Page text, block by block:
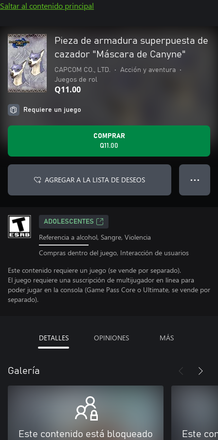
Saltar al contenido principal
Pieza de armadura superpuesta de
cazador "Máscara de Canyne"
CAPCOM CO., LTD. • Acción y aventura
•
Juegos de rol
Q11.00
Requiere un juego
COMPRAR
Q11.00
AGREGAR A LA LISTA DE DESEOS ● ● ●
ADOLESCENTES
Referencia a alcohol, Sangre, Violencia
Compras dentro del juego, Interacción de usuarios
Este contenido requiere un juego (se vende por separado).
El juego requiere una suscripción de multijugador en línea para
poder jugar en la consola (Game Pass Core o Ultimate, se vende por
separado).
DETALLES OPINIONES MÁS
Galería
Este contenido está bloqueado Este